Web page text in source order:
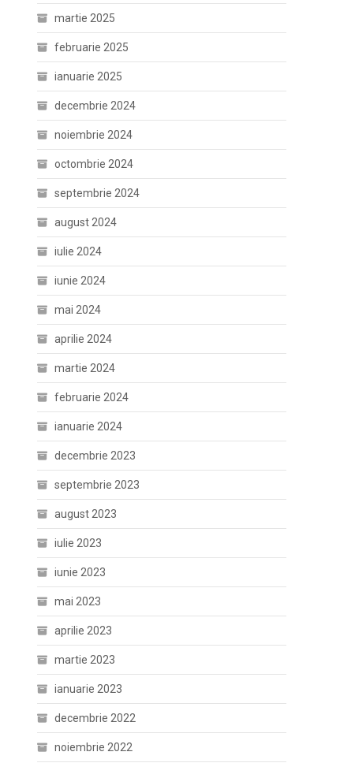
martie 2025
februarie 2025
ianuarie 2025
decembrie 2024
noiembrie 2024
octombrie 2024
septembrie 2024
august 2024
iulie 2024
iunie 2024
mai 2024
aprilie 2024
martie 2024
februarie 2024
ianuarie 2024
decembrie 2023
septembrie 2023
august 2023
iulie 2023
iunie 2023
mai 2023
aprilie 2023
martie 2023
ianuarie 2023
decembrie 2022
noiembrie 2022